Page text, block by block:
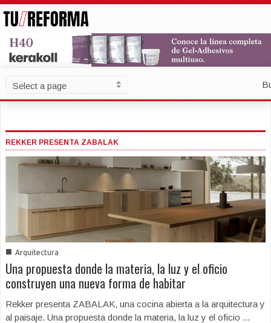
REKKER PRESENTA ZABALAK
■ Arquitectura
Una propuesta donde la materia, la luz y el oficio
construyen una nueva forma de habitar
Rekker presenta ZABALAK, una cocina abierta a la arquitectura y
al paisaje. Una propuesta donde la materia, la luz y el oficio ...